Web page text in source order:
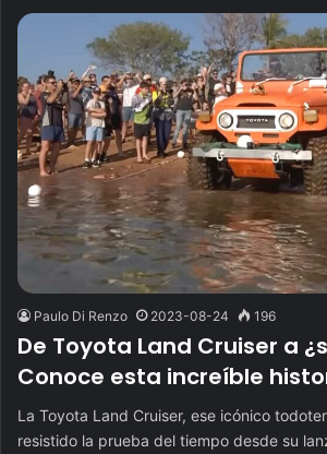
Paulo Di Renzo 2023-08-24 196
De Toyota Land Cruiser a
Conoce esta increíble
La Toyota Land Cruiser, ese icónico
resistido la prueba del tiempo desde su